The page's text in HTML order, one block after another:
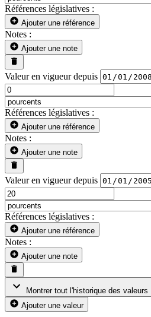
Références législatives :
Ajouter une référence
Notes :
Ajouter une note
Valeur en vigueur depuis
Références législatives :
Ajouter une référence
Notes :
Ajouter une note
Valeur en vigueur depuis
Références législatives :
Ajouter une référence
Notes :
Ajouter une note
Montrer tout l'historique des valeurs
Ajouter une valeur